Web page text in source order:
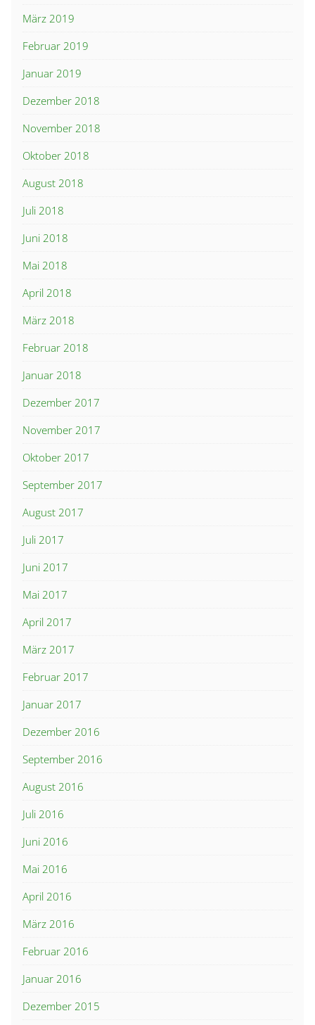
März 2019
Februar 2019
Januar 2019
Dezember 2018
November 2018
Oktober 2018
August 2018
Juli 2018
Juni 2018
Mai 2018
April 2018
März 2018
Februar 2018
Januar 2018
Dezember 2017
November 2017
Oktober 2017
September 2017
August 2017
Juli 2017
Juni 2017
Mai 2017
April 2017
März 2017
Februar 2017
Januar 2017
Dezember 2016
September 2016
August 2016
Juli 2016
Juni 2016
Mai 2016
April 2016
März 2016
Februar 2016
Januar 2016
Dezember 2015